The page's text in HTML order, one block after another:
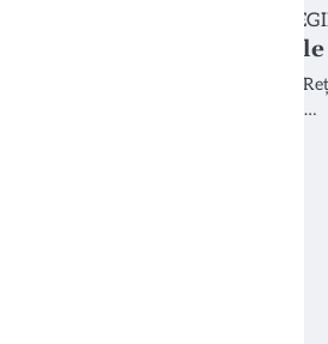
Inovație în
Hub-ul Oncologic Pallady, parte a
investigațiilor imagistice integrate,…